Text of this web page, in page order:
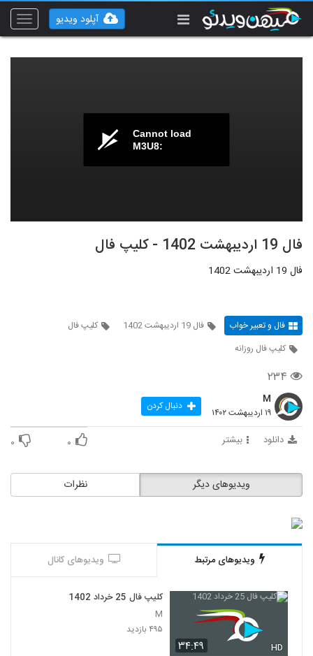
Toggle
آپلود ویدیو
Cannot load
M3U8:
فال 19 اردیبهشت 1402 - کلیپ فال
فال 19 اردیبهشت 1402
فال و تعبیر خواب فال 19 اردیبهشت 1402
کلیپ فال
کلیپ فال روزانه
۲۳۴
M
۱۹ اردیبهشت ۱۴۰۲ دنبال کردن
دانلود بیشتر ۰ ۰
نظرات ویدیوهای دیگر
ویدیوهای مرتبط ویدیوهای کانال
۳۴:۴۹ HD
کلیپ فال 25 خرداد 1402
M
۴۹۵ بازدید